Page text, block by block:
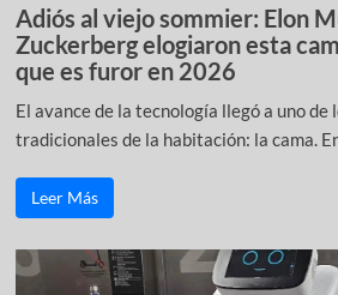
Adiós al viejo sommier: Elon
Zuckerberg elogiaron esta
que es furor en 2026
El avance de la tecnología llegó a uno de
tradicionales de la habitación: la cama.
Leer Más